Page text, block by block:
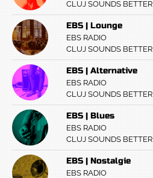
CLUJ SOUNDS BETTER
EBS | Lounge
EBS RADIO
CLUJ SOUNDS BETTER
EBS | Alternative
EBS RADIO
CLUJ SOUNDS BETTER
EBS | Blues
EBS RADIO
CLUJ SOUNDS BETTER
EBS | Nostalgie
EBS RADIO